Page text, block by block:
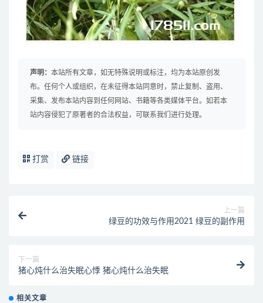
声明： 本站所有文章，如无特殊说明或标注，均为本站原创发
布。任何个人或组织，在未征得本站同意时，禁止复制、盗用、
采集、发布本站内容到任何网站、书籍等各类媒体平台。如若本
站内容侵犯了原著者的合法权益，可联系我们进行处理。
打赏 链接
上一篇
绿豆的功效与作用2021 绿豆的副作用
下一篇
猪心炖什么治失眠心悸 猪心炖什么治失眠
相关文章